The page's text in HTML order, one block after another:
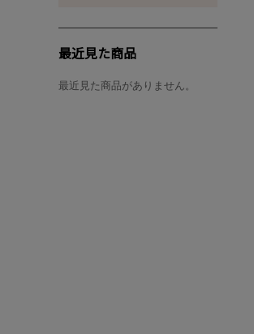
最近見た商品
最近見た商品がありません。